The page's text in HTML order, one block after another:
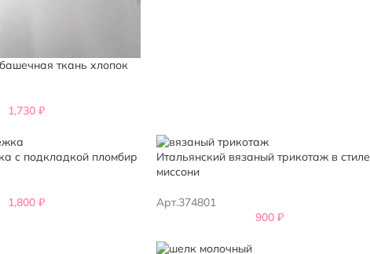
ткань хлопок
1,730₽
с подкладкой пломбир
1,800₽
Итальянский вязаный трикотаж в стиле
миссони
Арт.374801
900₽